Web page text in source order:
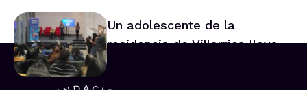
Un adolescente de la
residencia de Villarrica lleva